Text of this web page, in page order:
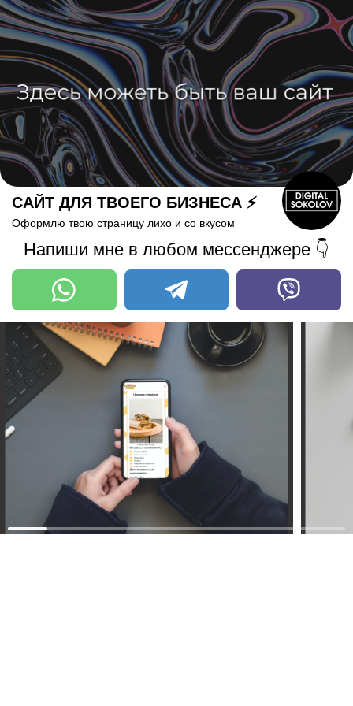
САЙТ ДЛЯ ТВОЕГО БИЗНЕСА ⚡
Оформлю твою страницу лихо и со вкусом
Напиши мне в любом мессенджере 👇